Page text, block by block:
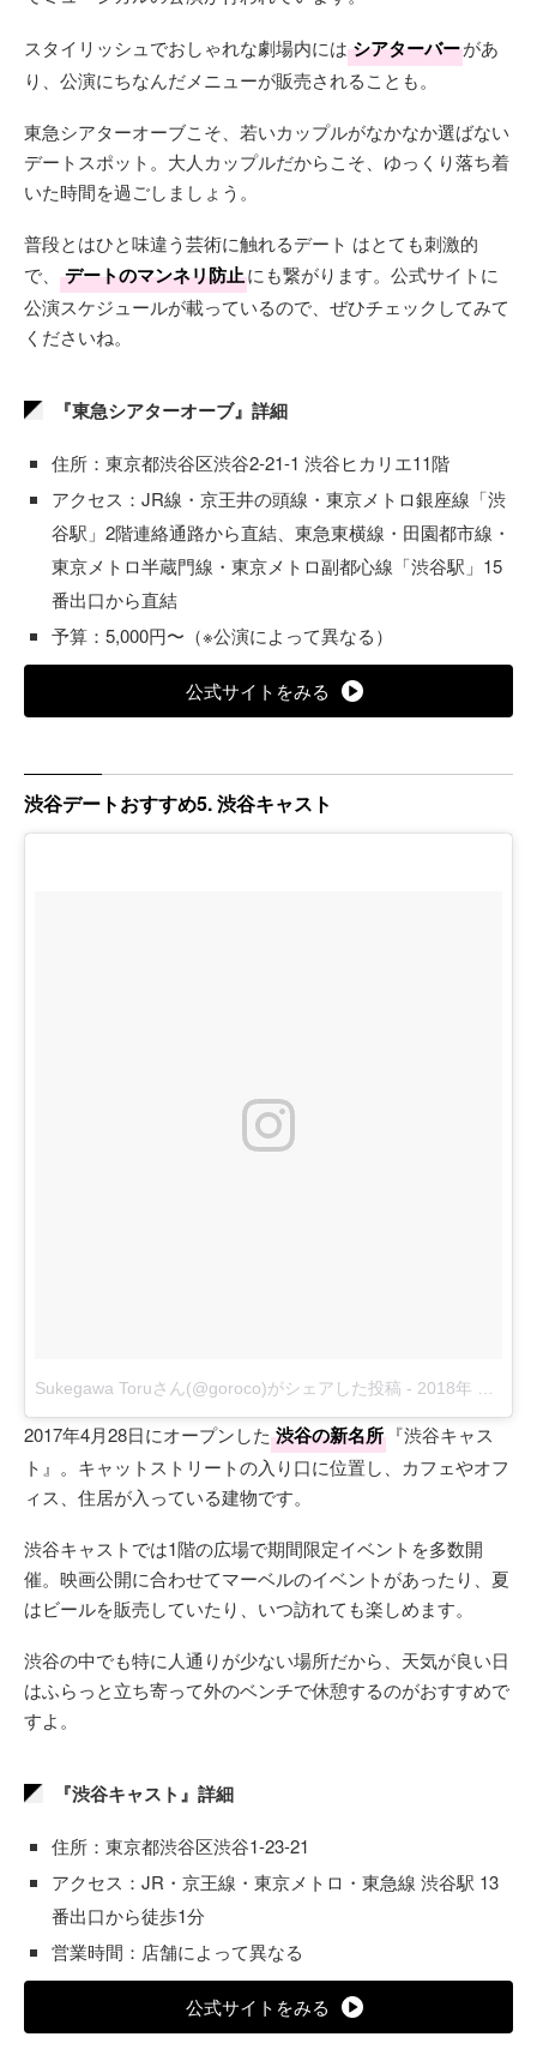
スタイリッシュでおしゃれな劇場内には シアターバーがあ
り、公演にちなんだメニューが販売されることも。
東急シアターオーブこそ、若いカップルがなかなか選ばない
デートスポット。大人カップルだからこそ、ゆっくり落ち着
いた時間を過ごしましょう。
普段とはひと味違う芸術に触れるデート はとても刺激的
で、
デートのマンネリ防止にも繋がります。公式サイトに
公演スケジュールが載っているので、ぜひチェックしてみて
くださいね。
『東急シアターオーブ』詳細
住所：東京都渋谷区渋谷2-21-1 渋谷ヒカリエ11階
アクセス：JR線・京王井の頭線・東京メトロ銀座線「渋
谷駅」2階連絡通路から直結、東急東横線・田園都市線・
東京メトロ半蔵門線・東京メトロ副都心線「渋谷駅」15
番出口から直結
予算：5,000円〜（※公演によって異なる）
公式サイトをみる
渋谷デートおすすめ5. 渋谷キャスト
Sukegawa Toruさん(@goroco)がシェアした投稿 - 2018年 6月月6日午後11時42分PDT
2017年4月28日にオープンした 渋谷の新名所 『渋谷キャス
ト』。キャットストリートの入り口に位置し、カフェやオフ
ィス、住居が入っている建物です。
渋谷キャストでは1階の広場で期間限定イベントを多数開
催。映画公開に合わせてマーベルのイベントがあったり、夏
はビールを販売していたり、いつ訪れても楽しめます。
渋谷の中でも特に人通りが少ない場所だから、天気が良い日
はふらっと立ち寄って外のベンチで休憩するのがおすすめで
すよ。
『渋谷キャスト』詳細
住所：東京都渋谷区渋谷1-23-21
アクセス：JR・京王線・東京メトロ・東急線 渋谷駅 13
番出口から徒歩1分
営業時間：店舗によって異なる
公式サイトをみる